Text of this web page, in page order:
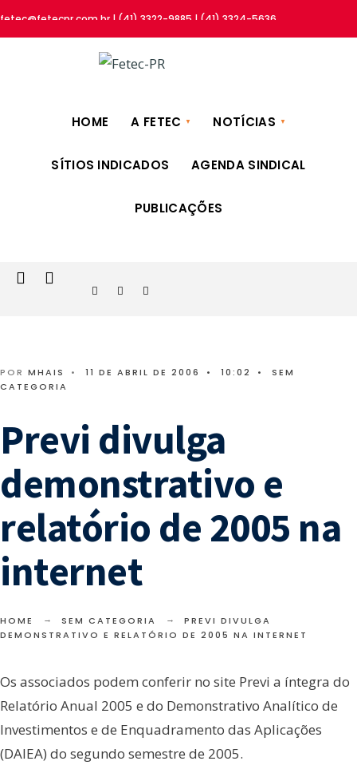
fetec@fetecpr.com.br | (41) 3322-9885 | (41) 3324-5636
HOME A FETEC NOTÍCIAS
SÍTIOS INDICADOS AGENDA SINDICAL
PUBLICAÇÕES
POR MHAIS • 11 DE ABRIL DE 2006 • 10:02 •
SEM
CATEGORIA
Previ divulga
demonstrativo e
relatório de 2005 na
internet
HOME SEM CATEGORIA
PREVI DIVULGA
DEMONSTRATIVO E RELATÓRIO DE 2005 NA INTERNET
Os associados podem conferir no site Previ a íntegra do
Relatório Anual 2005 e do Demonstrativo Analítico de
Investimentos e de Enquadramento das Aplicações
(DAIEA) do segundo semestre de 2005.